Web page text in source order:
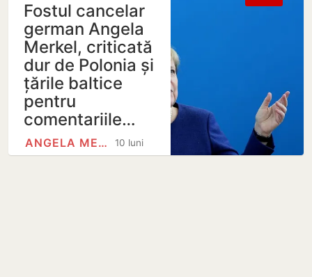
Fostul cancelar
german Angela
Merkel, criticată
dur de Polonia și
țările baltice
pentru
comentariile…
10 luni
ANGELA MERKEL